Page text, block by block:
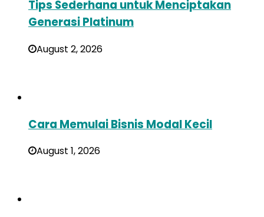
Tips Sederhana untuk Menciptakan
Generasi Platinum
August 2, 2026
Cara Memulai Bisnis Modal Kecil
August 1, 2026